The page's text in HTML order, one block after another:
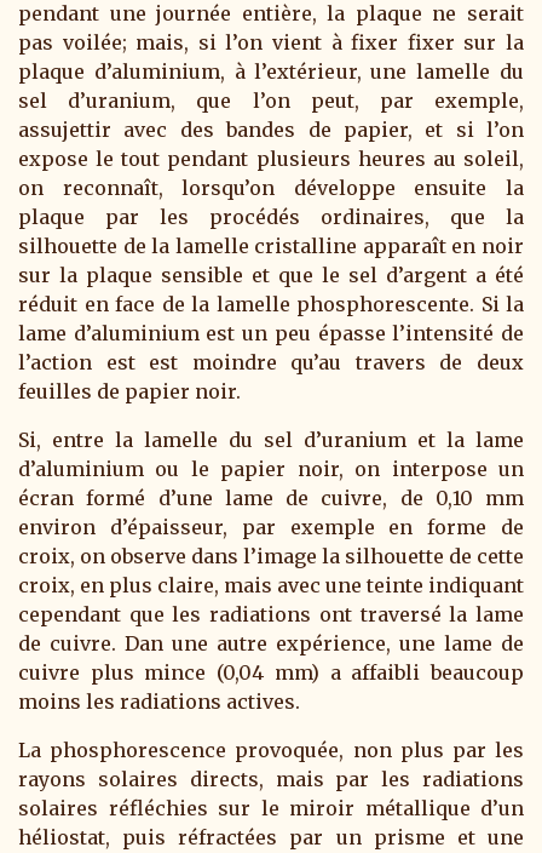
pendant une journée entière, la plaque ne serait
pas voilée; mais, si l’on vient à fixer fixer sur la
plaque d’aluminium, à l’extérieur, une lamelle du
sel d’uranium, que l’on peut, par exemple,
assujettir avec des bandes de papier, et si l’on
expose le tout pendant plusieurs heures au soleil,
on reconnaît, lorsqu’on développe ensuite la
plaque par les procédés ordinaires, que la
silhouette de la lamelle cristalline apparaît en noir
sur la plaque sensible et que le sel d’argent a été
réduit en face de la lamelle phosphorescente. Si la
lame d’aluminium est un peu épasse l’intensité de
l’action est est moindre qu’au travers de deux
feuilles de papier noir.
Si, entre la lamelle du sel d’uranium et la lame
d’aluminium ou le papier noir, on interpose un
écran formé d’une lame de cuivre, de 0,10 mm
environ d’épaisseur, par exemple en forme de
croix, on observe dans l’image la silhouette de cette
croix, en plus claire, mais avec une teinte indiquant
cependant que les radiations ont traversé la lame
de cuivre. Dan une autre expérience, une lame de
cuivre plus mince (0,04 mm) a affaibli beaucoup
moins les radiations actives.
La phosphorescence provoquée, non plus par les
rayons solaires directs, mais par les radiations
solaires réfléchies sur le miroir métallique d’un
héliostat, puis réfractées par un prisme et une